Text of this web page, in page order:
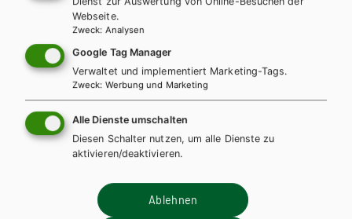
Hier kommst du zu den ...
MP3s
Transkriptionen
Lektionsvokabular
Webseite.
Zweck: Analysen
Google Tag Manager
Verwaltet und implementiert Marketing-Tags.
Zweck: Werbung und Marketing
Alle Dienste umschalten
Diesen Schalter nutzen, um alle Dienste zu
aktivieren/deaktivieren.
Ablehnen